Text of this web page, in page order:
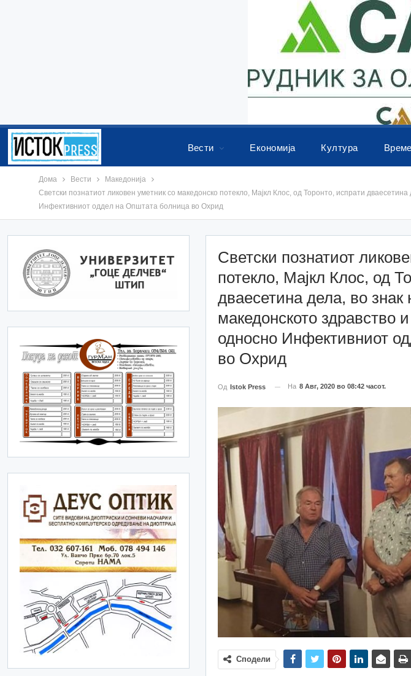
Вести Економија Култура
Дома Вести
Македонија
Светски познатиот ликовен уметник со македонско потекло, Мајкл Клос, од Торонто, испрати
Инфективниот оддел на Општата болница во Охрид
Светски познатиот
потекло, Мајкл Клос, од
дваесетина дела, во знак
македонското здравство
односно Инфективниот
во Охрид
Од Istok Press На 8 Авг, 2020 во 08:42 часот.
Сподели